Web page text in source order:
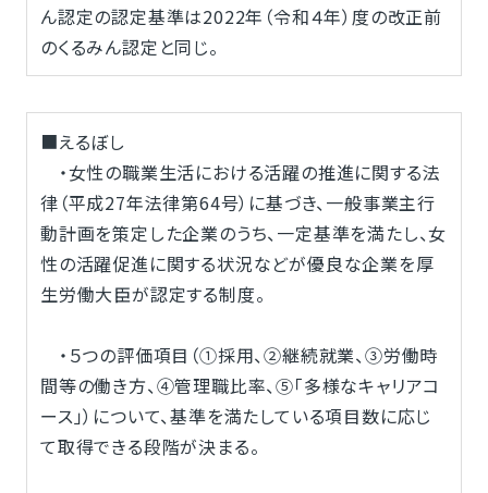
ん認定の認定基準は2022年（令和４年）度の改正前
のくるみん認定と同じ。
■えるぼし
・女性の職業生活における活躍の推進に関する法
律（平成27年法律第64号）に基づき、一般事業主行
動計画を策定した企業のうち、一定基準を満たし、女
性の活躍促進に関する状況などが優良な企業を厚
生労働大臣が認定する制度。
・５つの評価項目（①採用、②継続就業、③労働時
間等の働き方、④管理職比率、⑤「多様なキャリアコ
ース」）について、基準を満たしている項目数に応じ
て取得できる段階が決まる。